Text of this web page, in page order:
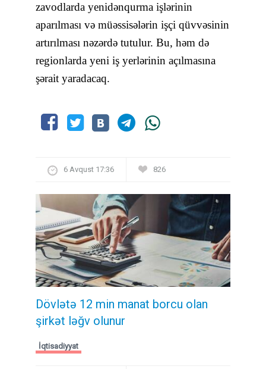
zavodlarda yenidənqurma işlərinin
aparılması və müəssisələrin işçi qüvvəsinin
artırılması nəzərdə tutulur. Bu, həm də
regionlarda yeni iş yerlərinin açılmasına
şərait yaradacaq.
6 Avqust 17:36 826
Dövlətə 12 min manat borcu olan
şirkət ləğv olunur
İqtisadiyyat